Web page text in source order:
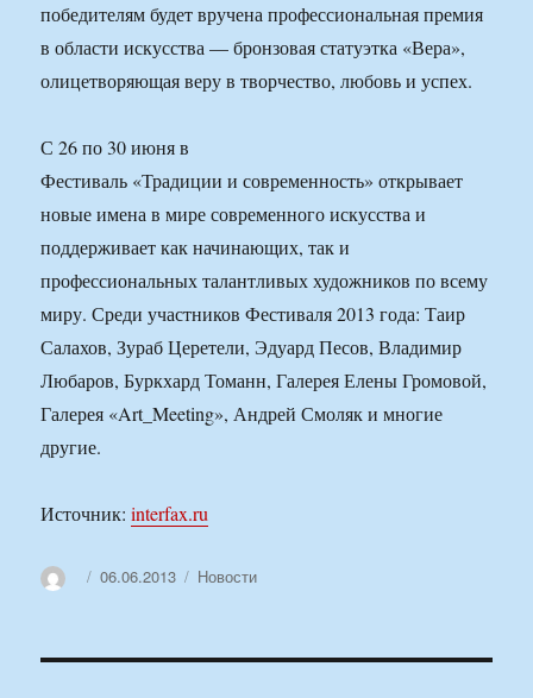
победителям будет вручена профессиональная премия
в области искусства — бронзовая статуэтка «Вера»,
олицетворяющая веру в творчество, любовь и успех.
С 26 по 30 июня в
Фестиваль «Традиции и современность» открывает
новые имена в мире современного искусства и
поддерживает как начинающих, так и
профессиональных талантливых художников по всему
миру. Среди участников Фестиваля 2013 года: Таир
Салахов, Зураб Церетели, Эдуард Песов, Владимир
Любаров, Буркхард Томанн, Галерея Елены Громовой,
Галерея «Art_Meeting», Андрей Смоляк и многие
другие.
Источник:interfax.ru
АвторОпубликовано
06.06.2013 Рубрики
Новости